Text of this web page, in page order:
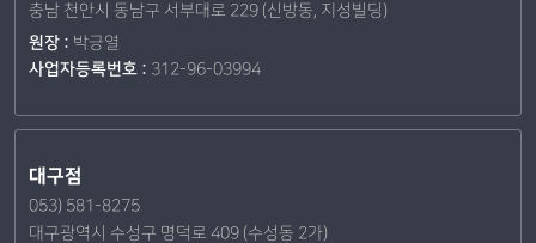
충남 천안시 동남구 서부대로 229 (신방동, 지성빌딩)
원장 : 박긍열
사업자등록번호 : 312-96-03994
대구점
053) 581-8275
대구광역시 수성구 명덕로 409 (수성동 2가)